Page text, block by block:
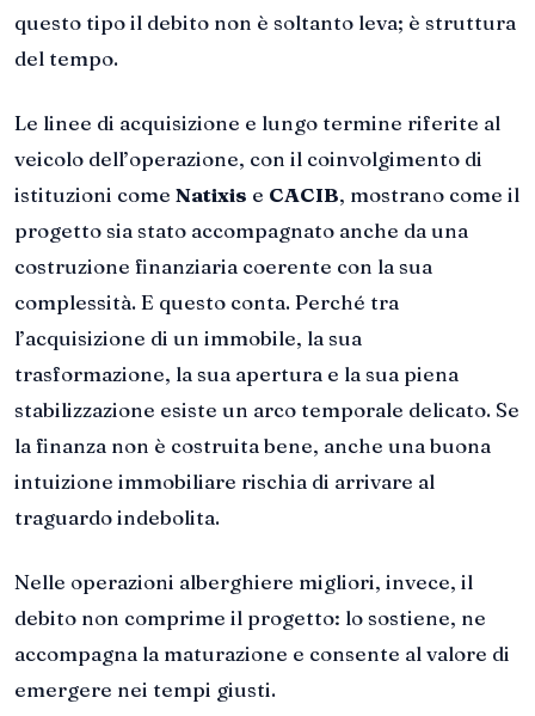
questo tipo il debito non è soltanto leva; è struttura
del tempo.
Le linee di acquisizione e lungo termine riferite al
veicolo dell’operazione, con il coinvolgimento di
istituzioni come Natixis e CACIB, mostrano come il
progetto sia stato accompagnato anche da una
costruzione finanziaria coerente con la sua
complessità. E questo conta. Perché tra
l’acquisizione di un immobile, la sua
trasformazione, la sua apertura e la sua piena
stabilizzazione esiste un arco temporale delicato. Se
la finanza non è costruita bene, anche una buona
intuizione immobiliare rischia di arrivare al
traguardo indebolita.
Nelle operazioni alberghiere migliori, invece, il
debito non comprime il progetto: lo sostiene, ne
accompagna la maturazione e consente al valore di
emergere nei tempi giusti.